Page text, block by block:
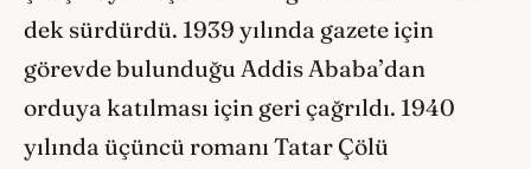
dek sürdürdü. 1939 yılında gazete için
görevde bulunduğu Addis Ababa’dan
orduya katılması için geri çağrıldı. 1940
yılında üçüncü romanı Tatar Çölü